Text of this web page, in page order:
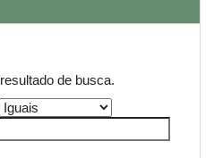
de busca.